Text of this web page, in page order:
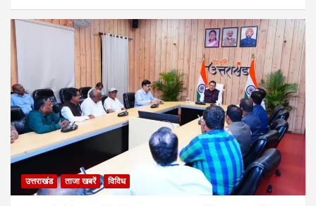
उत्तराखंड ताजा खबरें विविध